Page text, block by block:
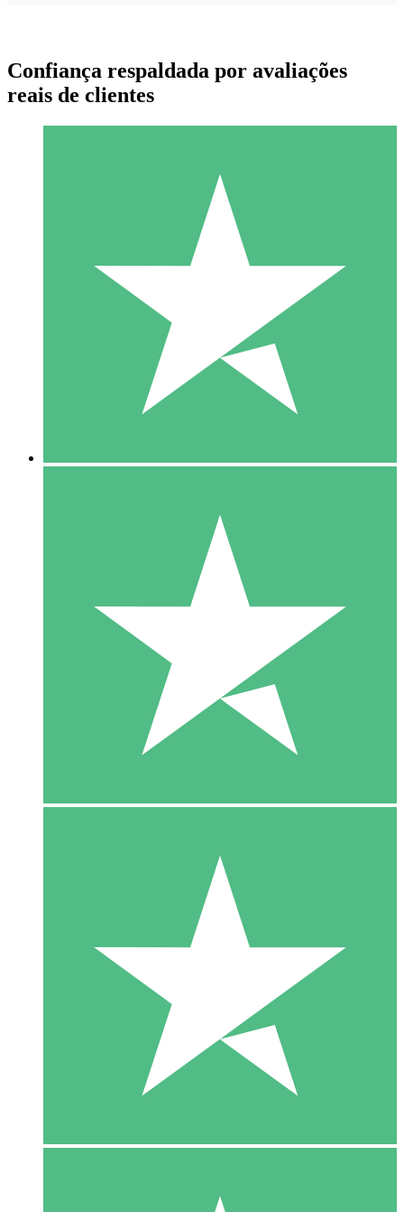
Pacotes de Créditos Individuais
Pague conforme o uso com créditos de download. Sem
1000
10 Downloads
20 00
Confiança respaldada por avaliações
reais de clientes